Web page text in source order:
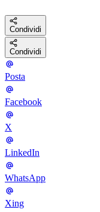
Condividi
Condividi
Posta
Facebook
X
LinkedIn
WhatsApp
Xing